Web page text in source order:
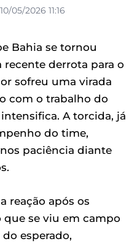
05/2026 11:16
Bahia se tornou
recente derrota para o
sofreu uma virada
com o trabalho do
A torcida, já
do time,
paciência diante
reação após os
se viu em campo
esperado,